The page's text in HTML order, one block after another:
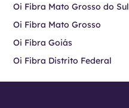
Oi Fibra Mato Grosso do Sul
Oi Fibra Mato Grosso
Oi Fibra Goiás
Oi Fibra Distrito Federal